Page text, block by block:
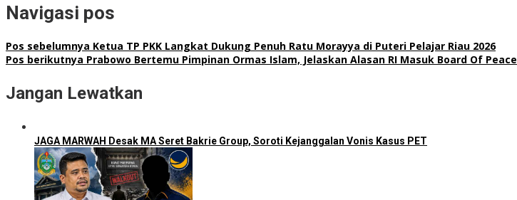
Navigasi pos
Pos sebelumnya Ketua TP PKK Langkat Dukung Penuh Ratu Morayya di Puteri Pelajar Riau 2026
Pos berikutnya Prabowo Bertemu Pimpinan Ormas Islam, Jelaskan Alasan RI Masuk Board Of Peace
Jangan Lewatkan
JAGA MARWAH Desak MA Seret Bakrie Group, Soroti Kejanggalan Vonis Kasus PET